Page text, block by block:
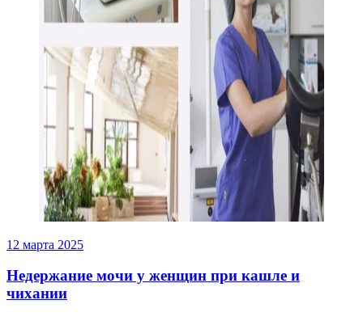
12 марта 2025
Недержание мочи у женщин при кашле и
чихании